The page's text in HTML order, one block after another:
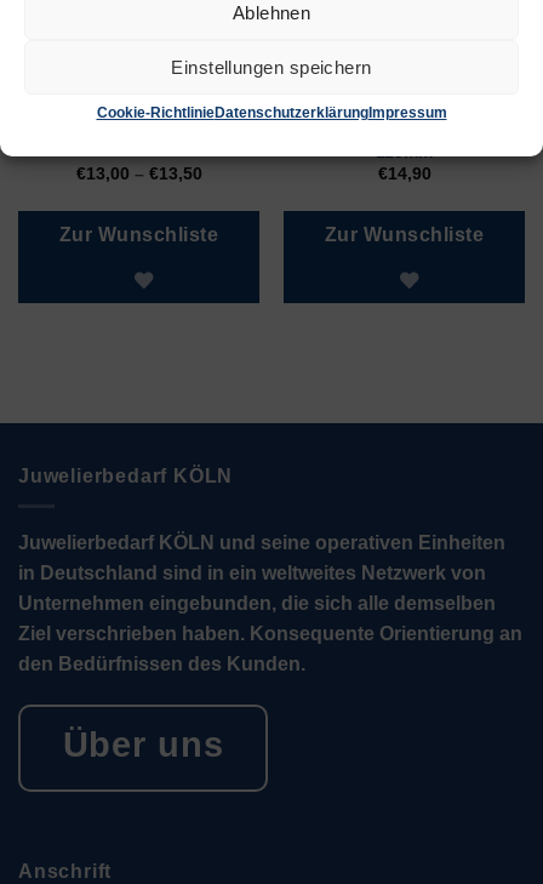
Ablehnen
Einstellungen speichern
Cookie-RichtlinieDatenschutzerklärungImpressum
€13,00 – €13,50
Zur Wunschliste
€14,90
Zur Wunschliste
Juwelierbedarf KÖLN
Juwelierbedarf KÖLN und seine operativen Einheiten
in Deutschland sind in ein weltweites Netzwerk von
Unternehmen eingebunden, die sich alle demselben
Ziel verschrieben haben. Konsequente Orientierung an
den Bedürfnissen des Kunden.
Über uns
Anschrift